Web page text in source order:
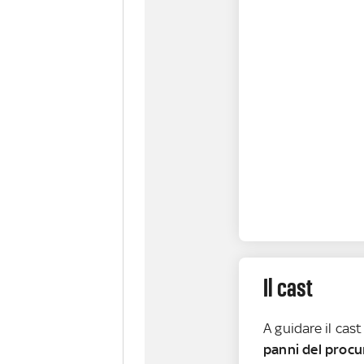
Il cast
A guidare il
panni del